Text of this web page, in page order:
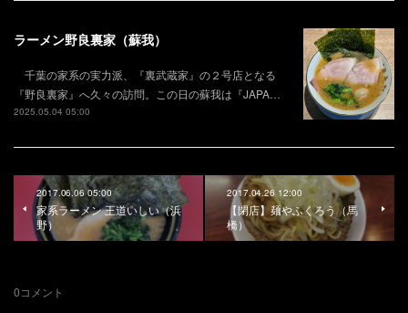
ラーメン野良裏家（蘇我）
千葉の家系の実力派、『裏武蔵家』の２号店となる
『野良裏家』へ久々の訪問。この日の蘇我は『JAPA…
2025.05.04 05:00
2017.06.06 05:00
家系ラーメン 王道いしい（浜
野）
2017.04.26 12:00
【閉店】麺やふくろう（馬
橋）
0コメント